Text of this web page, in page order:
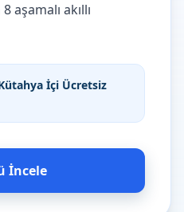
aşamalı akıllı
İçi Ücretsiz
İncele